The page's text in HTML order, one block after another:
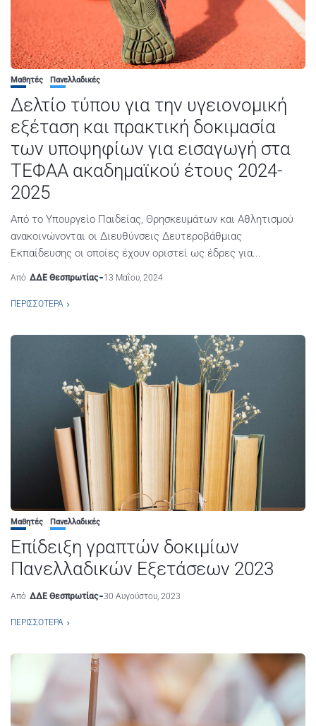
Μαθητές Πανελλαδικές
Δελτίο τύπου για την υγειονομική
εξέταση και πρακτική δοκιμασία
των υποψηφίων για εισαγωγή στα
ΤΕΦΑΑ ακαδημαϊκού έτους 2024-
2025
Από το Υπουργείο Παιδείας, Θρησκευμάτων και Αθλητισμού
ανακοινώνονται οι Διευθύνσεις Δευτεροβάθμιας
Εκπαίδευσης οι οποίες έχουν οριστεί ως έδρες για...
Από ΔΔΕ Θεσπρωτίας 13 Μαΐου, 2024
ΠΕΡΙΣΣΌΤΕΡΑ
Μαθητές Πανελλαδικές
Επίδειξη γραπτών δοκιμίων
Πανελλαδικών Εξετάσεων 2023
Από ΔΔΕ Θεσπρωτίας 30 Αυγούστου, 2023
ΠΕΡΙΣΣΌΤΕΡΑ